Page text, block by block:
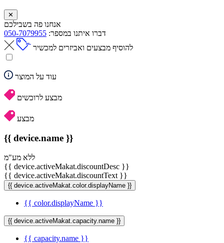
✕
אנחנו פה בשבילכם
דברו איתנו במספר: 050-7079955
להוסיף מבצעים ואביזרים למכשיר
עוד על המוצר
מבצע לרוכשים
מבצע
{{ device.name }}
ללא מע"מ
{{ device.activeMakat.discountDesc }}
{{ device.activeMakat.discountText }}
{{ device.activeMakat.color.displayName }}
{{ color.displayName }}
{{ device.activeMakat.capacity.name }}
{{ capacity.name }}